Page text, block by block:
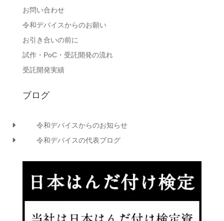
お問い合わせ
令和デバイスからのお願い
お引き合いの前に
試作・PoC・受託開発の流れ
受託開発実績
ブログ
令和デバイスからのお知らせ
令和デバイスの代表ブログ